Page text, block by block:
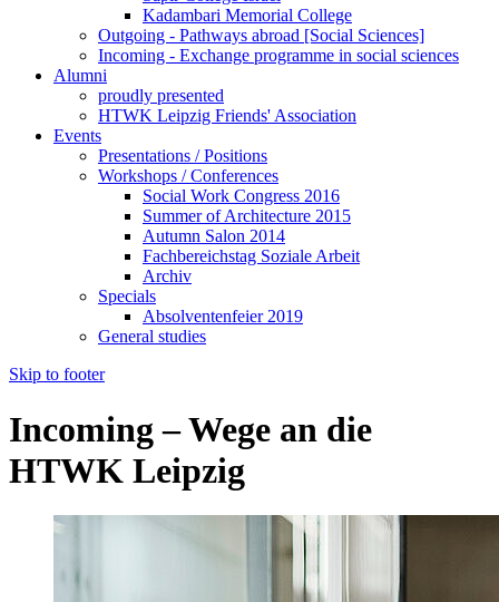
Kadambari Memorial College
Outgoing - Pathways abroad [Social Sciences]
Incoming - Exchange programme in social sciences
Alumni
proudly presented
HTWK Leipzig Friends' Association
Events
Presentations / Positions
Workshops / Conferences
Social Work Congress 2016
Summer of Architecture 2015
Autumn Salon 2014
Fachbereichstag Soziale Arbeit
Archiv
Specials
Absolventenfeier 2019
General studies
Skip to footer
Incoming – Wege an die
HTWK Leipzig